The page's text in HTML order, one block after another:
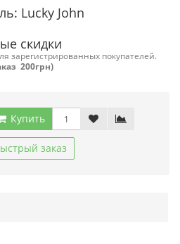
Lucky John
скидки
зарегистрированных покупателей.
200грн)
Купить
заказ